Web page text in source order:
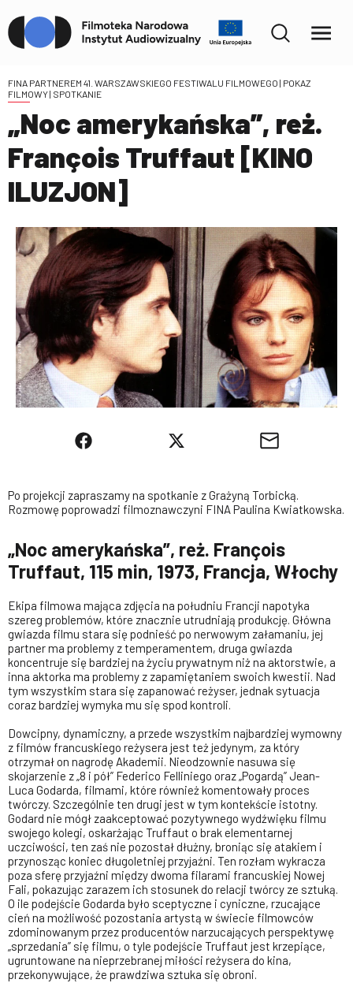
FINA PARTNEREM 41. WARSZAWSKIEGO FESTIWALU FILMOWEGO | POKAZ
FILMOWY | SPOTKANIE
„Noc amerykańska”, reż.
François Truffaut [KINO
ILUZJON]
Po projekcji zapraszamy na spotkanie z Grażyną Torbicką.
Rozmowę poprowadzi filmoznawczyni FINA Paulina Kwiatkowska.
„Noc amerykańska”, reż. François
Truffaut, 115 min, 1973, Francja, Włochy
Ekipa filmowa mająca zdjęcia na południu Francji napotyka
szereg problemów, które znacznie utrudniają produkcję. Główna
gwiazda filmu stara się podnieść po nerwowym załamaniu, jej
partner ma problemy z temperamentem, druga gwiazda
koncentruje się bardziej na życiu prywatnym niż na aktorstwie, a
inna aktorka ma problemy z zapamiętaniem swoich kwestii. Nad
tym wszystkim stara się zapanować reżyser, jednak sytuacja
coraz bardziej wymyka mu się spod kontroli.
Dowcipny, dynamiczny, a przede wszystkim najbardziej wymowny
z filmów francuskiego reżysera jest też jedynym, za który
otrzymał on nagrodę Akademii. Nieodzownie nasuwa się
skojarzenie z „8 i pół” Federico Felliniego oraz „Pogardą” Jean-
Luca Godarda, filmami, które również komentowały proces
twórczy. Szczególnie ten drugi jest w tym kontekście istotny.
Godard nie mógł zaakceptować pozytywnego wydźwięku filmu
swojego kolegi, oskarżając Truffaut o brak elementarnej
uczciwości, ten zaś nie pozostał dłużny, broniąc się atakiem i
przynosząc koniec długoletniej przyjaźni. Ten rozłam wykracza
poza sferę przyjaźni między dwoma filarami francuskiej Nowej
Fali, pokazując zarazem ich stosunek do relacji twórcy ze sztuką.
O ile podejście Godarda było sceptyczne i cyniczne, rzucające
cień na możliwość pozostania artystą w świecie filmowców
zdominowanym przez producentów narzucających perspektywę
„sprzedania” się filmu, o tyle podejście Truffaut jest krzepiące,
ugruntowane na nieprzebranej miłości reżysera do kina,
przekonywujące, że prawdziwa sztuka się obroni.